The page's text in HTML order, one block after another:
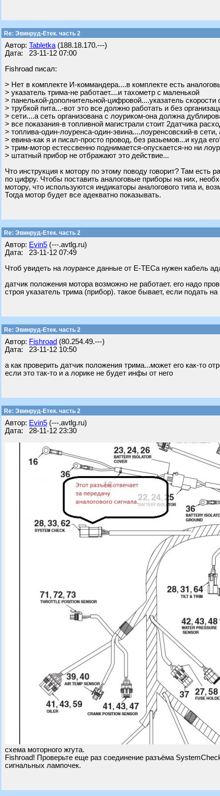
Re: Эвинруд-Етек. часть 2
Автор: Tabletka (188.18.170.---)
Дата: 23-11-12 07:00
Fishroad писал:
> Нет в комплекте И-коммандера....в комплекте есть
> указатель трима-не работает....и тахометр с маленькой
> панелькой-дополнительной-цифровой....указатель скорости
> трубкой пита...-вот это все должно работать и без
> сети....а сеть организована с лоуриком-она должна
> все показания-в топливной магистрали стоит 2датчика
> топлива-один-лоуренса-один-эвина....лоуренсовский-в сети,
> евина-как я и писал-просто провод, без разьемов...и куда
> трим-мотор естессвенно поднимается-опускается-но ни
> штатный прибор не отбражают это действие...
Что инструкция к мотору по этому поводу говорит? Там есть
по цифру. Чтобы поставить аналоговые приборы на них,
мотору, что используются индикаторы аналогового типа и,
Тогда мотор будет все адекватно показывать.
Re: Эвинруд-Етек. часть 2
Автор: Evin5 (---.avtlg.ru)
Дата: 23-11-12 07:49
Чтоб увидеть на лоурансе данные от Е-ТЕСа нужен кабель
датчик положения мотора возможно не работает. его надо
строя указатель трима (прибор). такое бывает, если подать
Re: Эвинруд-Етек. часть 2
Автор: Fishroad (80.254.49.---)
Дата: 23-11-12 10:50
а как проверить датчик положения трима...может его как-то
если это так-то и а лорике не будет инфы от него
Re: Эвинруд-Етек. часть 2
Автор: Evin5 (---.avtlg.ru)
Дата: 28-11-12 23:30
схема моторного жгута.
Fishroad! Проверьте еще раз соединение разъёма
сигнальных лампочек.